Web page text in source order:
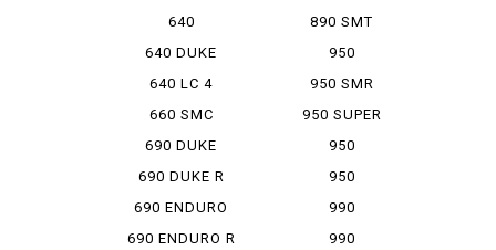
ADVENTURE
640
ADVENTURER
640 DUKE
640 LC 4
SUPER MOTO
660 SMC
690 DUKE
690 DUKE R
690 ENDURO
690 ENDURO R
890 SMT
950
ADVENTURE
950 SMR
950 SUPER
ENDUROR
950
SUPERMOTO
950
SUPERMOTO R
990
ADVENTURE
990